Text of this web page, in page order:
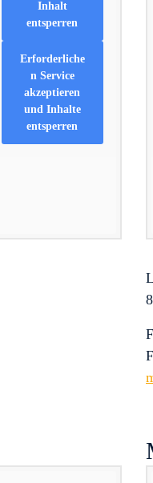
Inhalt
entsperren
Erforderliche
n Service
akzeptieren
und Inhalte
entsperren